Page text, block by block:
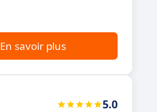
En savoir plus
5.0